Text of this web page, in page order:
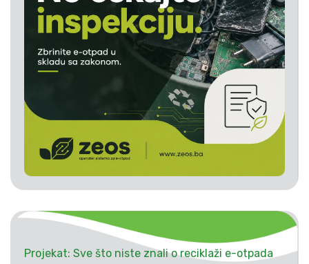
Projekat: Sve što niste znali o reciklaži e-otpada